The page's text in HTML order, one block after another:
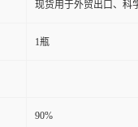
现货用于外贸出口、科
1瓶
90%